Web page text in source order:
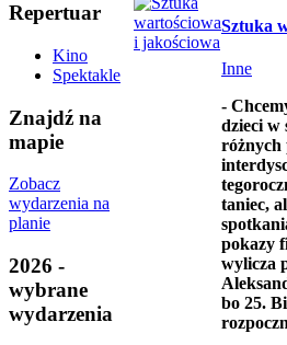
Repertuar
Kino
Spektakle
Znajdź na
mapie
Zobacz
wydarzenia na
planie
2026 -
wybrane
wydarzenia
Sztuka
Inne
-
dzieci w
różnych
taniec,
pokazy
wylicza
bo 25.